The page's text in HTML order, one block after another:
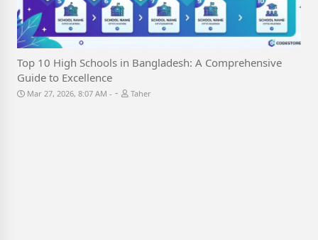
Top 10 High Schools in Bangladesh: A Comprehensive
Guide to Excellence
Mar 27, 2026, 8:07 AM - Taher